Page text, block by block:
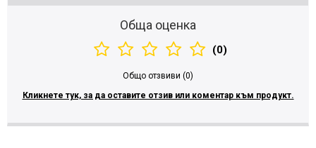
Обща оценка
(0)
Общо отзвиви (0)
Кликнете тук, за да оставите отзив или коментар към продукт.